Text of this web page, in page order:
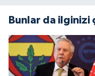
Bunlar da ilginizi